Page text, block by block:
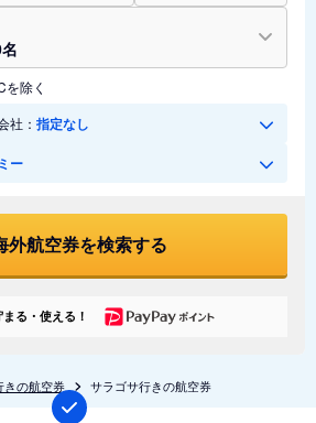
を除く
社： 指定なし
ー
外航空券を検索する
る・使える！
きの航空券 サラゴサ行きの航空券